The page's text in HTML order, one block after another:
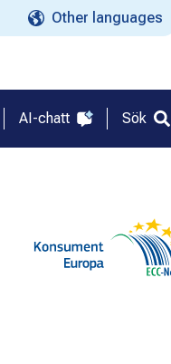
Other languages
AI-chatt Sök